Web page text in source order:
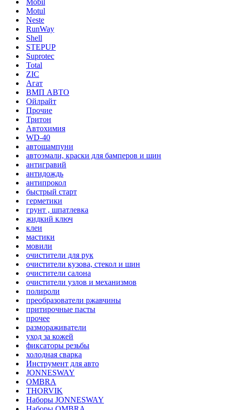
Mobil
Motul
Neste
RunWay
Shell
STEPUP
Suprotec
Total
ZIC
Агат
ВМП АВТО
Ойлрайт
Прочие
Тритон
Автохимия
WD-40
автошампуни
автоэмали, краски для бамперов и шин
антигравий
антидождь
антипрокол
быстрый старт
герметики
грунт , шпатлевка
жидкий ключ
клеи
мастики
мовили
очистители для рук
очистители кузова, стекол и шин
очистители салона
очистители узлов и механизмов
полироли
преобразователи ржавчины
притирочные пасты
прочее
размораживатели
уход за кожей
фиксаторы резьбы
холодная сварка
Инструмент для авто
JONNESWAY
OMBRA
THORVIK
Наборы JONNESWAY